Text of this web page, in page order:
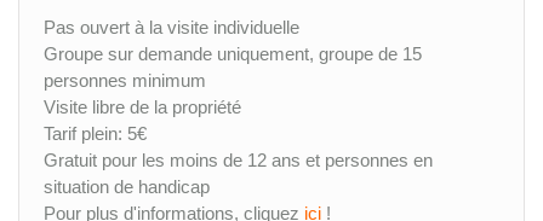
Pas ouvert à la visite individuelle
Groupe sur demande uniquement, groupe de 15
personnes minimum
Visite libre de la propriété
Tarif plein: 5€
Gratuit pour les moins de 12 ans et personnes en
situation de handicap
Pour plus d'informations, cliquez ici !